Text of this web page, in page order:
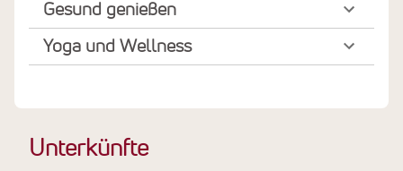
Gesund genießen
Yoga und Wellness
Unterkünfte